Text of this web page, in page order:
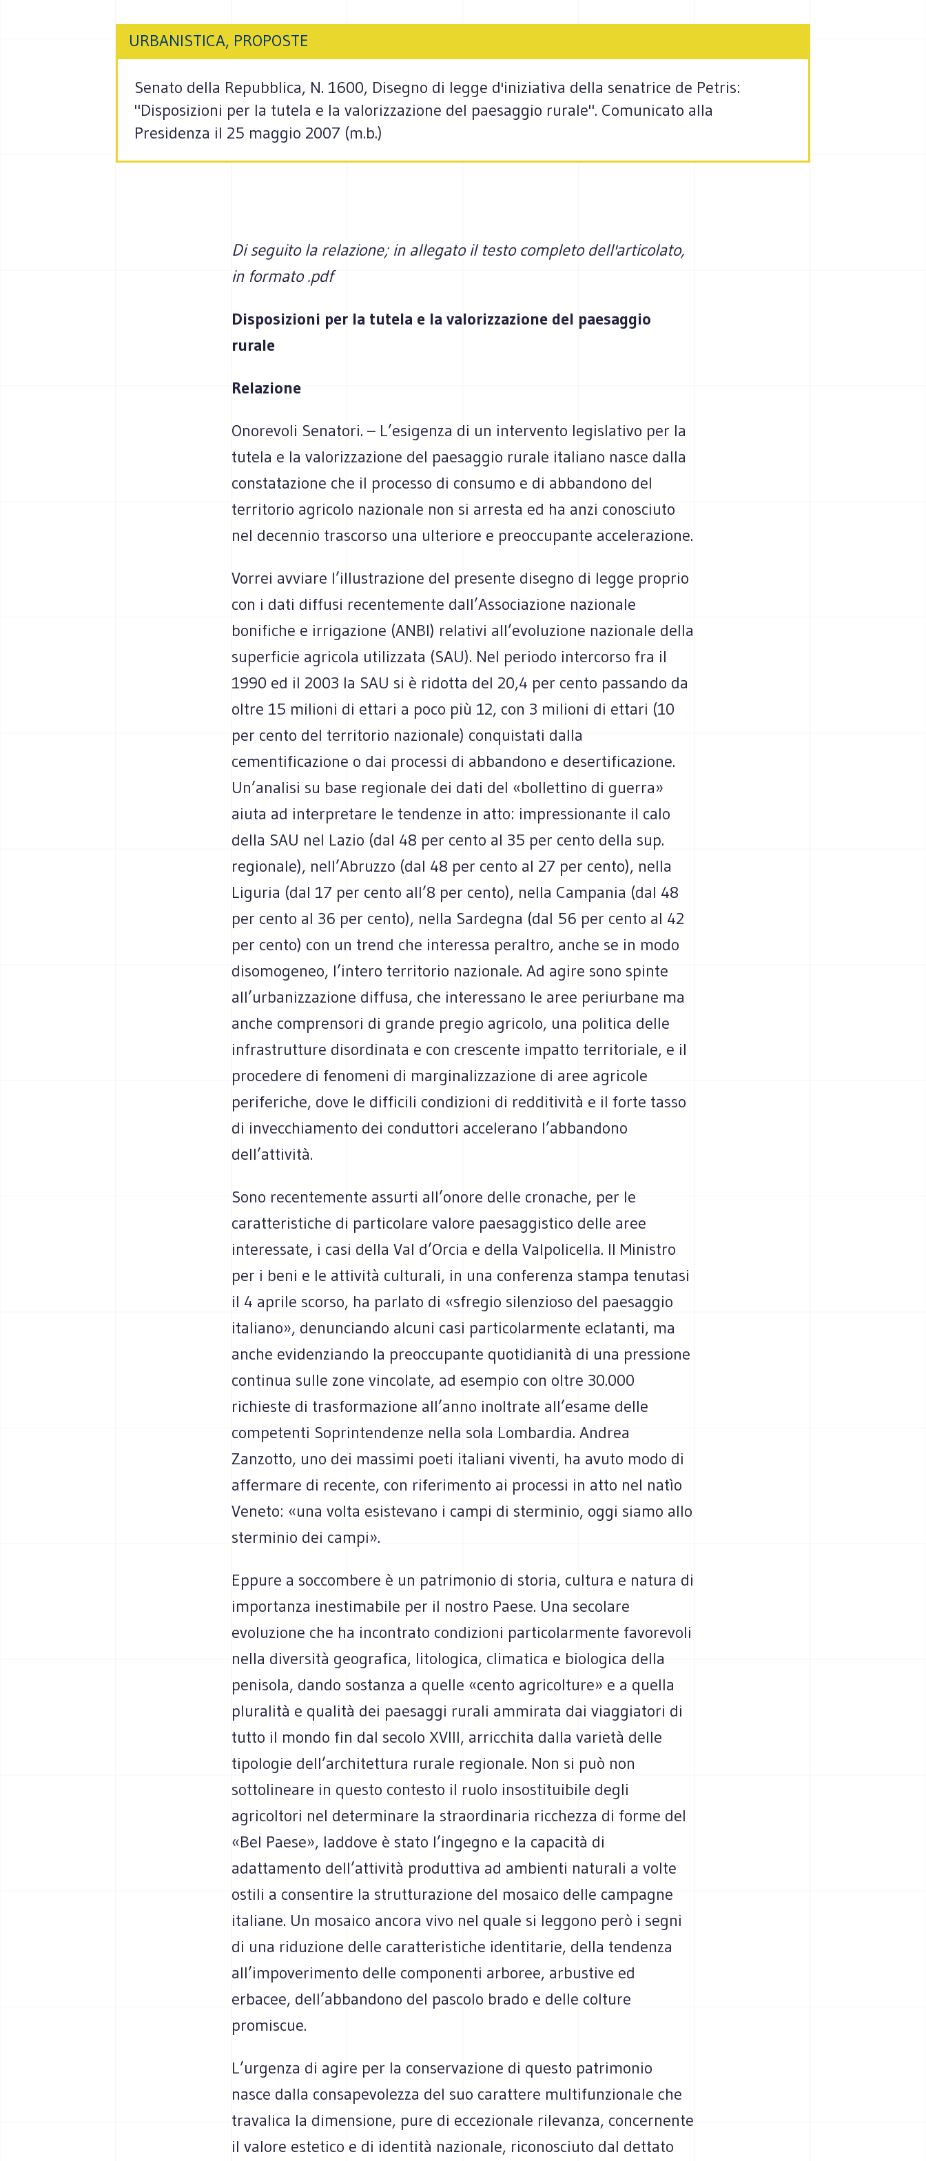
URBANISTICA, PROPOSTE
Senato della Repubblica, N. 1600, Disegno di legge d'iniziativa della senatrice de Petris:
"Disposizioni per la tutela e la valorizzazione del paesaggio rurale". Comunicato alla
Presidenza il 25 maggio 2007 (m.b.)
Di seguito la relazione; in allegato il testo completo dell'articolato,
in formato .pdf
Disposizioni per la tutela e la valorizzazione del paesaggio
rurale
Relazione
Onorevoli Senatori. – L’esigenza di un intervento legislativo per la
tutela e la valorizzazione del paesaggio rurale italiano nasce dalla
constatazione che il processo di consumo e di abbandono del
territorio agricolo nazionale non si arresta ed ha anzi conosciuto
nel decennio trascorso una ulteriore e preoccupante accelerazione.
Vorrei avviare l’illustrazione del presente disegno di legge proprio
con i dati diffusi recentemente dall’Associazione nazionale
bonifiche e irrigazione (ANBI) relativi all’evoluzione nazionale della
superficie agricola utilizzata (SAU). Nel periodo intercorso fra il
1990 ed il 2003 la SAU si è ridotta del 20,4 per cento passando da
oltre 15 milioni di ettari a poco più 12, con 3 milioni di ettari (10
per cento del territorio nazionale) conquistati dalla
cementificazione o dai processi di abbandono e desertificazione.
Un’analisi su base regionale dei dati del «bollettino di guerra»
aiuta ad interpretare le tendenze in atto: impressionante il calo
della SAU nel Lazio (dal 48 per cento al 35 per cento della sup.
regionale), nell’Abruzzo (dal 48 per cento al 27 per cento), nella
Liguria (dal 17 per cento all’8 per cento), nella Campania (dal 48
per cento al 36 per cento), nella Sardegna (dal 56 per cento al 42
per cento) con un trend che interessa peraltro, anche se in modo
disomogeneo, l’intero territorio nazionale. Ad agire sono spinte
all’urbanizzazione diffusa, che interessano le aree periurbane ma
anche comprensori di grande pregio agricolo, una politica delle
infrastrutture disordinata e con crescente impatto territoriale, e il
procedere di fenomeni di marginalizzazione di aree agricole
periferiche, dove le difficili condizioni di redditività e il forte tasso
di invecchiamento dei conduttori accelerano l’abbandono
dell’attività.
Sono recentemente assurti all’onore delle cronache, per le
caratteristiche di particolare valore paesaggistico delle aree
interessate, i casi della Val d’Orcia e della Valpolicella. Il Ministro
per i beni e le attività culturali, in una conferenza stampa tenutasi
il 4 aprile scorso, ha parlato di «sfregio silenzioso del paesaggio
italiano», denunciando alcuni casi particolarmente eclatanti, ma
anche evidenziando la preoccupante quotidianità di una pressione
continua sulle zone vincolate, ad esempio con oltre 30.000
richieste di trasformazione all’anno inoltrate all’esame delle
competenti Soprintendenze nella sola Lombardia. Andrea
Zanzotto, uno dei massimi poeti italiani viventi, ha avuto modo di
affermare di recente, con riferimento ai processi in atto nel natìo
Veneto: «una volta esistevano i campi di sterminio, oggi siamo allo
sterminio dei campi».
Eppure a soccombere è un patrimonio di storia, cultura e natura di
importanza inestimabile per il nostro Paese. Una secolare
evoluzione che ha incontrato condizioni particolarmente favorevoli
nella diversità geografica, litologica, climatica e biologica della
penisola, dando sostanza a quelle «cento agricolture» e a quella
pluralità e qualità dei paesaggi rurali ammirata dai viaggiatori di
tutto il mondo fin dal secolo XVIII, arricchita dalla varietà delle
tipologie dell’architettura rurale regionale. Non si può non
sottolineare in questo contesto il ruolo insostituibile degli
agricoltori nel determinare la straordinaria ricchezza di forme del
«Bel Paese», laddove è stato l’ingegno e la capacità di
adattamento dell’attività produttiva ad ambienti naturali a volte
ostili a consentire la strutturazione del mosaico delle campagne
italiane. Un mosaico ancora vivo nel quale si leggono però i segni
di una riduzione delle caratteristiche identitarie, della tendenza
all’impoverimento delle componenti arboree, arbustive ed
erbacee, dell’abbandono del pascolo brado e delle colture
promiscue.
L’urgenza di agire per la conservazione di questo patrimonio
nasce dalla consapevolezza del suo carattere multifunzionale che
travalica la dimensione, pure di eccezionale rilevanza, concernente
il valore estetico e di identità nazionale, riconosciuto dal dettato